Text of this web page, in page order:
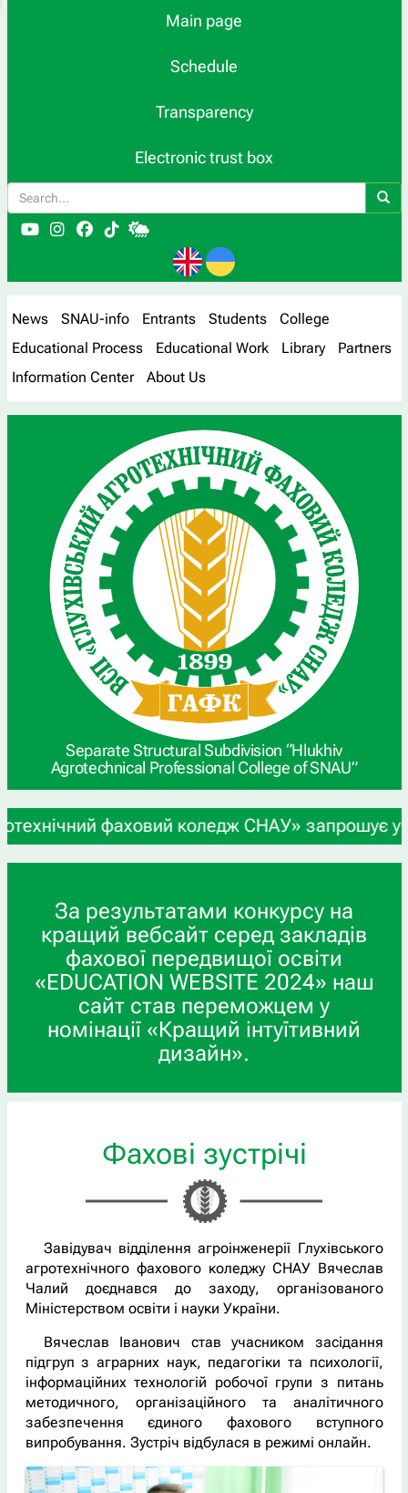
Main page
Schedule
Transparency
Electronic trust box
News SNAU-info Entrants Students
College
Educational Process
Educational Work Library
Partners
Information Center
About Us
Separate Structural Subdivision “Hlukhiv
Agrotechnical Professional College of SNAU”
фаховий коледж СНАУ» запрошує учнів
За результатами конкурсу на
кращий вебсайт серед закладів
фахової передвищої освіти
«EDUCATION WEBSITE 2024» наш
сайт став переможцем у
номінації «Кращий інтуїтивний
дизайн».
Фахові зустрічі
Завідувач відділення агроінженерії Глухівського
агротехнічного фахового коледжу СНАУ Вячеслав
Чалий доєднався до заходу, організованого
Міністерством освіти і науки України.
Вячеслав Іванович став учасником засідання
підгруп з аграрних наук, педагогіки та психології,
інформаційних технологій робочої групи з питань
методичного, організаційного та аналітичного
забезпечення єдиного фахового вступного
випробування. Зустріч відбулася в режимі онлайн.